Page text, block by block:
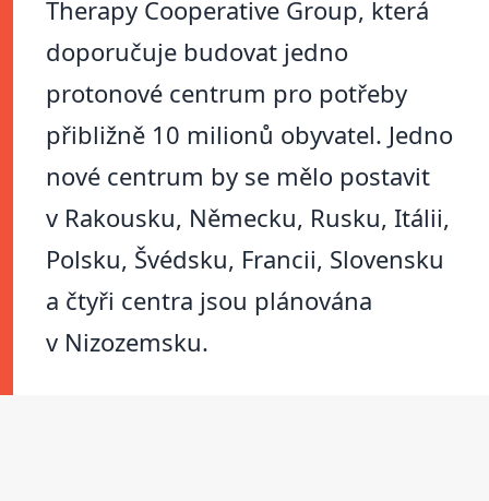
Therapy Cooperative Group, která
doporučuje budovat jedno
protonové centrum pro potřeby
přibližně 10 milionů obyvatel. Jedno
nové centrum by se mělo postavit
v Rakousku, Německu, Rusku, Itálii,
Polsku, Švédsku, Francii, Slovensku
a čtyři centra jsou plánována
v Nizozemsku.